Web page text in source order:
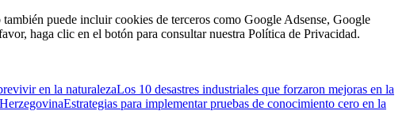
puede incluir cookies de terceros como Google Adsense, Google
haga clic en el botón para consultar nuestra Política de Privacidad.
en la naturalezaLos 10 desastres industriales que forzaron mejoras en la
Estrategias para implementar pruebas de conocimiento cero en la